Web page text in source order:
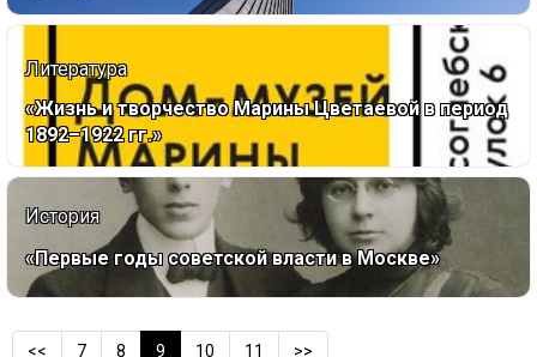
Литература
«Жизнь и творчество Марины Цветаевой в период
1892–1922 гг.»
История
«Первые годы советской власти в Москве»
<< 7 8 9 10 11 >>